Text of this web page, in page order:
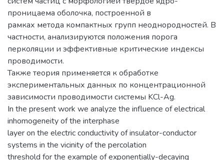
проницаема оболочка, построенной в
рамках метода компактных групп неоднородностей. В
частности, анализируются положения порога
перколяции и эффективные критические индексы
проводимости.
Также теория применяется к обработке
экспериментальных данных по концентрационной
зависимости проводимости системы KCl-Ag.
In the present work we analyze the influence of electrical
inhomogeneity of the interphase
layer on the electric conductivity of insulator-conductor
systems in the vicinity of the percolation
threshold for the example of exponentially-decaying